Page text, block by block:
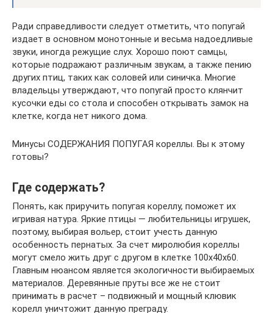
Ради справедливости следует отметить, что попугай
издает в основном монотонные и весьма надоедливые
звуки, иногда режущие слух. Хорошо поют самцы,
которые подражают различным звукам, а также пению
других птиц, таких как соловей или синичка. Многие
владельцы утверждают, что попугай просто клянчит
кусочки еды со стола и способен открывать замок на
клетке, когда нет никого дома.
Минусы СОДЕРЖАНИЯ ПОПУГАЯ кореллы. Вы к этому
готовы?
Где содержать?
Понять, как приручить попугая кореллу, поможет их
игривая натура. Яркие птицы — любительницы игрушек,
поэтому, выбирая вольер, стоит учесть данную
особенность пернатых. За счет миролюбия кореллы
могут смело жить друг с другом в клетке 100х40х60.
Главным нюансом является экологичности выбираемых
материалов. Деревянные пруты все же не стоит
принимать в расчет – подвижный и мощный клювик
корелл уничтожит данную преграду.